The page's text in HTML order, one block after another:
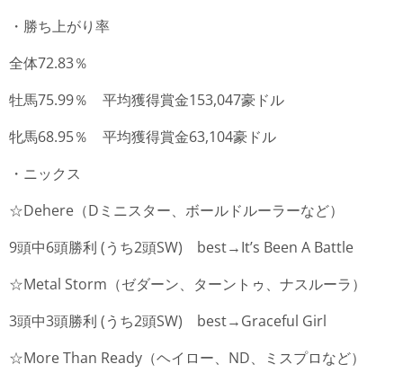
・勝ち上がり率
全体72.83％
牡馬75.99％ 平均獲得賞金153,047豪ドル
牝馬68.95％ 平均獲得賞金63,104豪ドル
・ニックス
☆Dehere（Dミニスター、ボールドルーラーなど）
9頭中6頭勝利 (うち2頭SW) best→It’s Been A Battle
☆Metal Storm（ゼダーン、ターントゥ、ナスルーラ）
3頭中3頭勝利 (うち2頭SW) best→Graceful Girl
☆More Than Ready（ヘイロー、ND、ミスプロなど）